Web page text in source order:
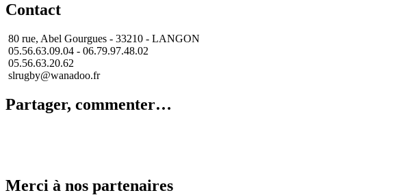
Contact
80 rue, Abel Gourgues - 33210 - LANGON
05.56.63.09.04 - 06.79.97.48.02
05.56.63.20.62
slrugby@wanadoo.fr
Partager, commenter…
Merci à nos partenaires